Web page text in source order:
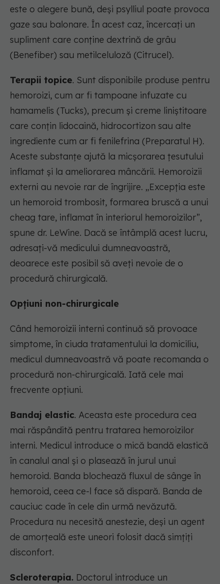
este o alegere bună, deși psylliul poate provoca
gaze sau balonare. În acest caz, încercați un
supliment care conține dextrină de grâu
(Benefiber) sau metilceluloză (Citrucel).
Terapii topice. Sunt disponibile produse pentru
hemoroizi, cum ar fi tampoane infuzate cu
hamamelis (Tucks), precum și creme liniștitoare
care conțin lidocaină, hidrocortizon sau alte
ingrediente cum ar fi fenilefrina (Preparatul H).
Aceste substanțe ajută la micșorarea țesutului
inflamat și la ameliorarea mâncării. Hemoroizii
externi au nevoie rar de îngrijire. „Excepția este
un hemoroid trombosit, formarea bruscă a unui
cheag tare, inflamat în interiorul hemoroizilor”,
spune dr. LeWine. Dacă se întâmplă acest lucru,
adresați-vă medicului dumneavoastră,
deoarece este posibil să aveți nevoie de o
procedură chirurgicală.
Opțiuni non-chirurgicale
Când hemoroizii interni continuă să provoace
simptome, în ciuda tratamentului la domiciliu,
medicul dumneavoastră vă poate recomanda o
procedură non-chirurgicală. Iată cele mai
frecvente opțiuni.
Bandaj elastic. Aceasta este procedura cea
mai răspândită pentru tratarea hemoroizilor
interni. Medicul introduce o mică bandă elastică
în canalul anal și o plasează în jurul unui
hemoroid. Banda blochează fluxul de sânge în
hemoroid, ceea ce-l face să dispară. Banda de
cauciuc cade în cele din urmă nevăzută.
Procedura nu necesită anestezie, deși un agent
de amorțeală este uneori folosit dacă simțiți
disconfort.
Scleroterapia. Doctorul introduce un